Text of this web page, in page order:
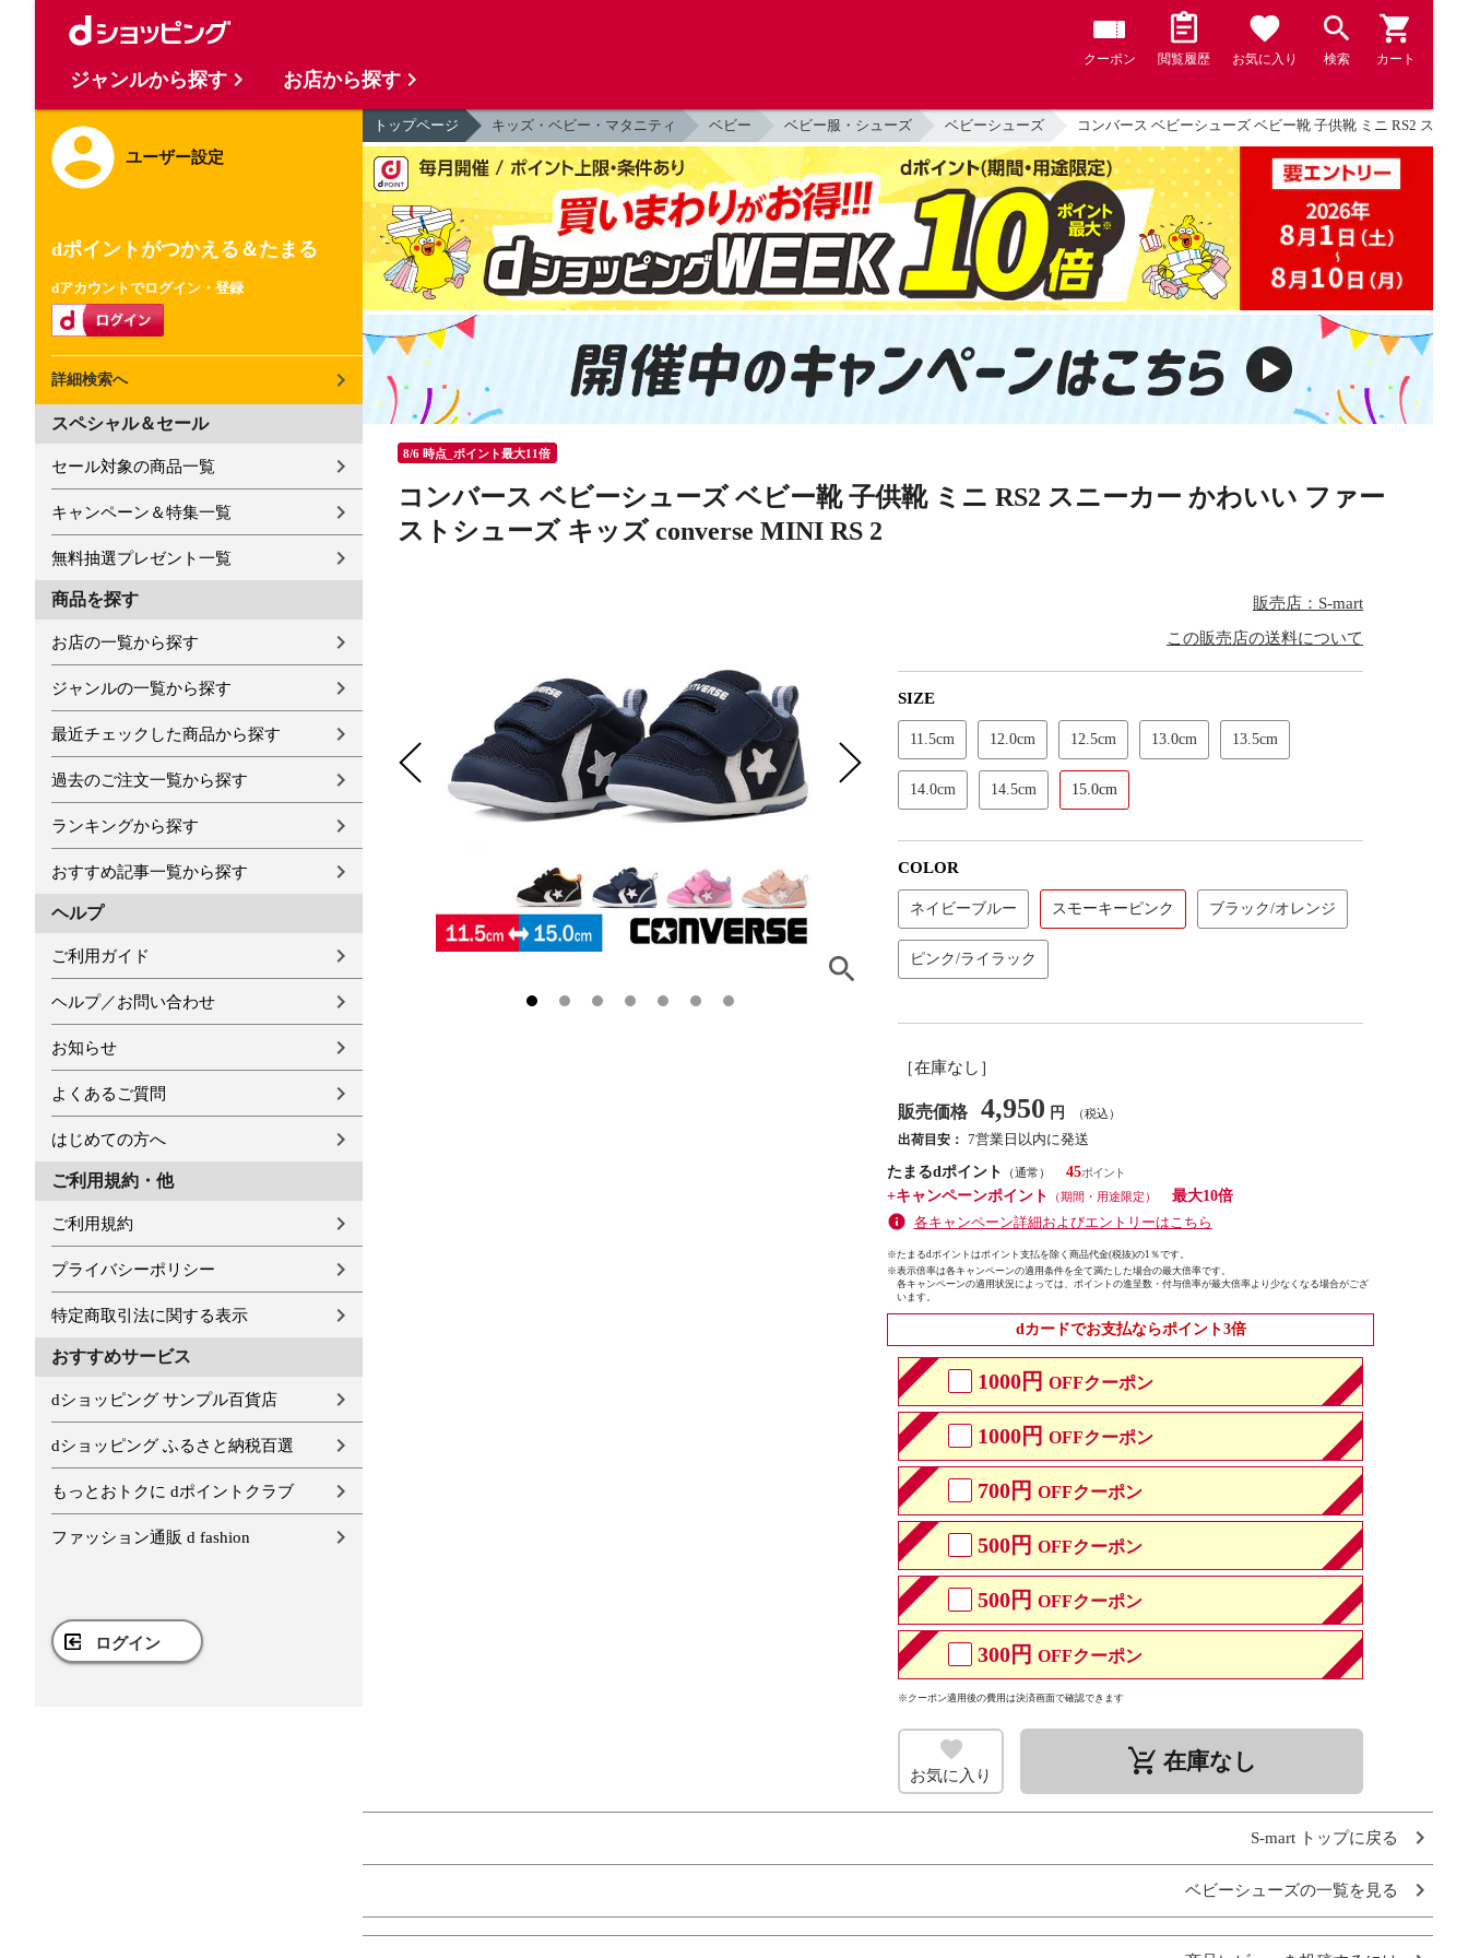
クーポン 閲覧履歴 お気に入り 検索 カート
ユーザー設定
dポイントがつかえる＆たまる
dアカウントでログイン・登録
詳細検索へ
スペシャル＆セール
セール対象の商品一覧
キャンペーン＆特集一覧
無料抽選プレゼント一覧
商品を探す
お店の一覧から探す
ジャンルの一覧から探す
最近チェックした商品から探す
過去のご注文一覧から探す
ランキングから探す
おすすめ記事一覧から探す
ヘルプ
ご利用ガイド
ヘルプ／お問い合わせ
お知らせ
よくあるご質問
はじめての方へ
ご利用規約・他
ご利用規約
プライバシーポリシー
特定商取引法に関する表示
おすすめサービス
dショッピング サンプル百貨店
dショッピング ふるさと納税百選
もっとおトクに dポイントクラブ
ファッション通販 d fashion
ログイン
トップページ キッズ・ベビー・マタニティ ベビー ベビー服・シューズ ベビーシューズ コンバース ベビーシューズ ベビー靴 子供靴 ミニ RS2 スニ
8/6 時点_ポイント最大11倍
コンバース ベビーシューズ ベビー靴 子供靴 ミニ RS2 スニーカー かわいい ファー
ストシューズ キッズ converse MINI RS 2
販売店：S-mart
この販売店の送料について
SIZE
11.5cm 12.0cm 12.5cm 13.0cm 13.5cm
14.0cm 14.5cm 15.0cm
COLOR
ネイビーブルー スモーキーピンク ブラック/オレンジ
ピンク/ライラック
［在庫なし］
販売価格 4,950 円 （税込）
出荷目安： 7営業日以内に発送
たまるdポイント
（通常）
45
+キャンペーンポイント
（期間・用途限定）
最大10倍
各キャンペーン詳細およびエントリーはこちら
※たまるdポイントはポイント支払を除く商品代金(税抜)の1％です。
※表示倍率は各キャンペーンの適用条件を全て満たした場合の最大倍率です。
各キャンペーンの適用状況によっては、ポイントの進呈数・付与倍率が最大倍率より少なくなる場合がござ
います。
dカードでお支払ならポイント3倍
1000円 OFFクーポン
1000円 OFFクーポン
700円 OFFクーポン
500円 OFFクーポン
500円 OFFクーポン
300円 OFFクーポン
※クーポン適用後の費用は決済画面で確認できます
お気に入り remove_shopping_cart 在庫なし
S-mart トップに戻る
ベビーシューズの一覧を見る
ジャンルから探す お店から探す